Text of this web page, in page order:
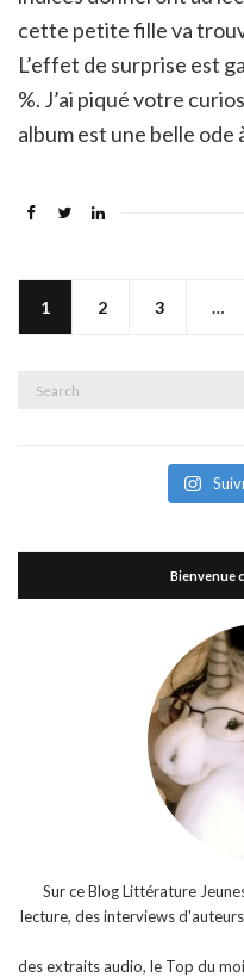
cette petite fille va
L’effet de surprise est
%. J’ai piqué votre
album est une belle ode
1 2 3 …
Bienvenue
Sur ce Blog Littérature
lecture, des interviews
des extraits audio, le Top du